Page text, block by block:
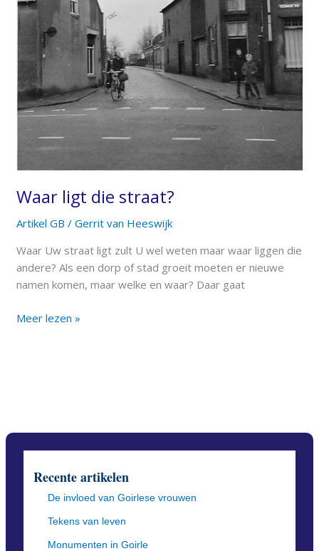
Waar ligt die straat?
Artikel GB /Gerrit van Heeswijk
Waar Uw straat ligt zult U wel weten maar waar liggen die
andere? Als een dorp of stad groeit moeten er nieuwe
namen komen, maar welke en waar? Daar gaat
Meer lezen »
Recente artikelen
De invloed van Goirlese vrouwen
Tekens van leven
Monumenten in Goirle